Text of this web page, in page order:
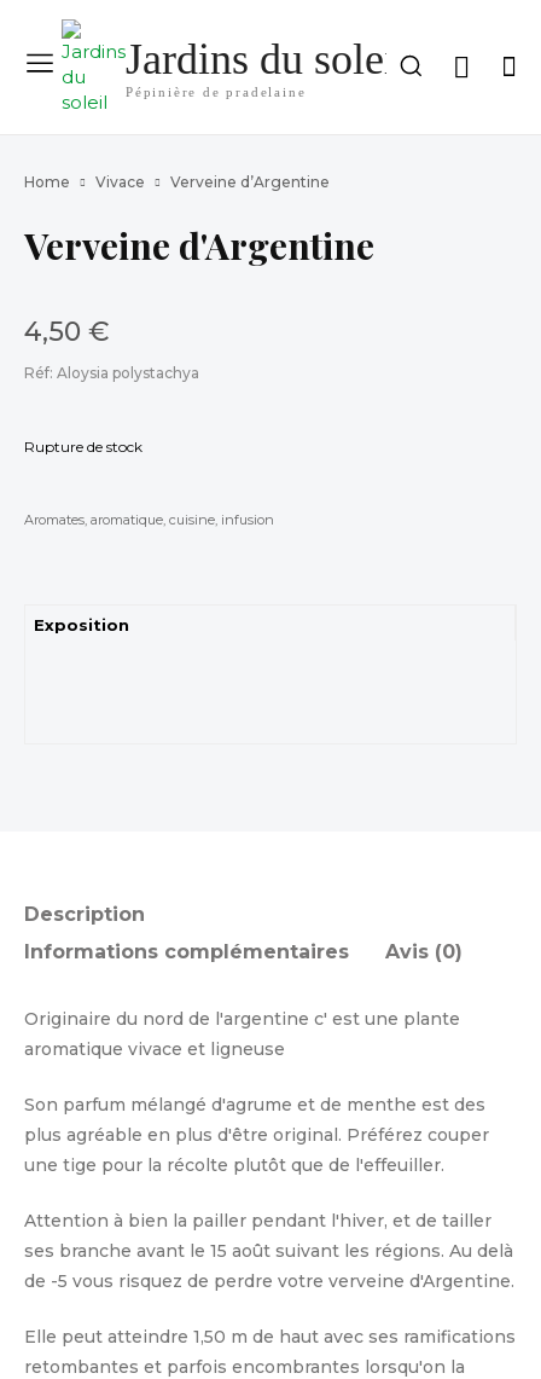
Jardins du soleil
Pépinière de pradelaine
Exposition
Home Vivace Verveine d’Argentine
Verveine d'Argentine
4,50 €
Réf: Aloysia polystachya
Rupture de stock
Aromates aromatique cuisine infusion
Description
Informations complémentaires
Avis (0)
Originaire du nord de l'argentine c' est une plante
aromatique vivace et ligneuse
Son parfum mélangé d'agrume et de menthe est des
plus agréable en plus d'être original. Préférez couper
une tige pour la récolte plutôt que de l'effeuiller.
Attention à bien la pailler pendant l'hiver, et de tailler
ses branche avant le 15 août suivant les régions. Au delà
de -5 vous risquez de perdre votre verveine d'Argentine.
Elle peut atteindre 1,50 m de haut avec ses ramifications
retombantes et parfois encombrantes lorsqu'on la